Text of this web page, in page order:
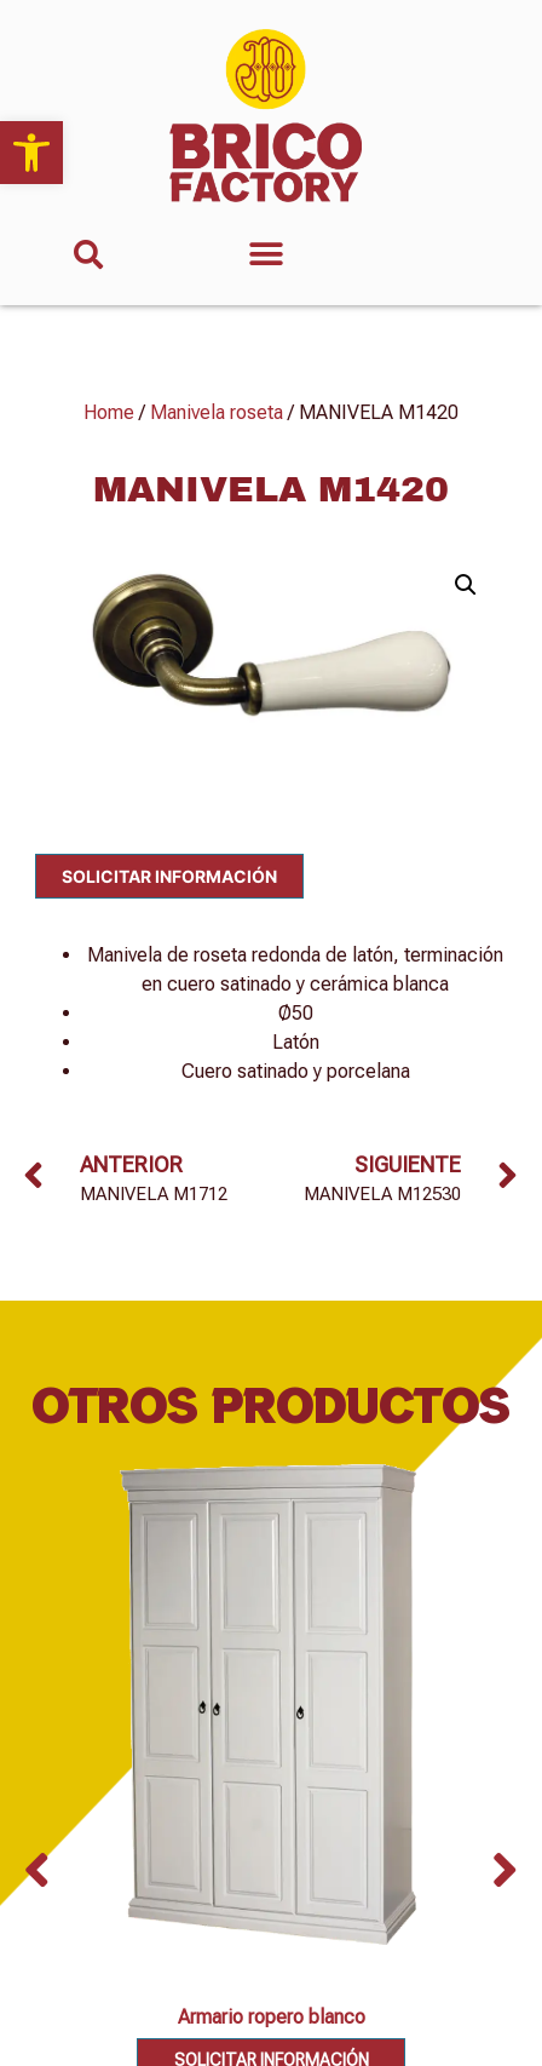
Abrir barra de herramientas
Home/ Manivela roseta/ MANIVELA M1420
MANIVELA M1420
SOLICITAR INFORMACIÓN
Manivela de roseta redonda de latón, terminación
en cuero satinado y cerámica blanca
Ø50
Latón
Cuero satinado y porcelana
ANTERIOR
MANIVELA M1712
SIGUIENTE
MANIVELA M12530
OTROS PRODUCTOS
Armario ropero blanco
SOLICITAR INFORMACIÓN